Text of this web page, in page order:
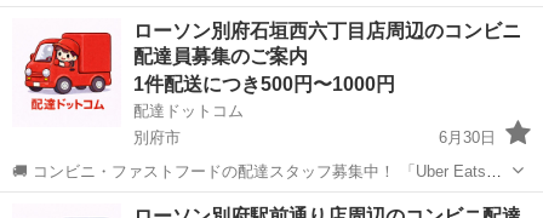
や「出前館」のように、配達専用アプリを使ってお仕事するスタイル
です。 オファー内容を見てから、受けるかどうかを自由に選べます！
✅ 業務内容...
ほっともっと
ローソン別府石垣西六丁目店周辺のコンビニ
配達員募集のご案内
1件配送につき500円〜1000円
配達ドットコム
別府市
6月30日
🚚 コンビニ・ファストフードの配達スタッフ募集中！ 「Uber Eats」
や「出前館」のように、配達専用アプリを使ってお仕事するスタイル
ローソン